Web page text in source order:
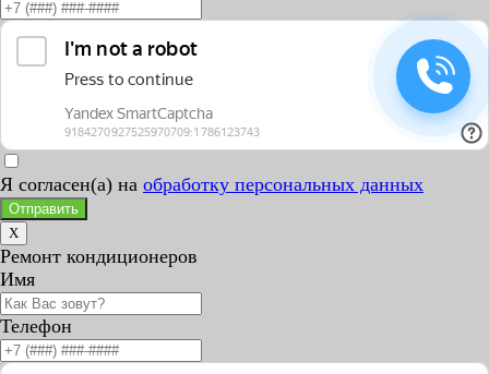
Я согласен(а) на обработку персональных данных
Отправить
X
Ремонт кондиционеров
Имя
Телефон